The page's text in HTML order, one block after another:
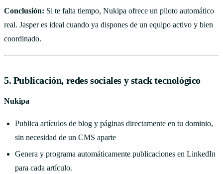
Conclusión: Si te falta tiempo, Nukipa ofrece un piloto automático
real. Jasper es ideal cuando ya dispones de un equipo activo y bien
coordinado.
5. Publicación, redes sociales y stack tecnológico
Nukipa
Publica artículos de blog y páginas directamente en tu dominio,
sin necesidad de un CMS aparte
Genera y programa automáticamente publicaciones en LinkedIn
para cada artículo.